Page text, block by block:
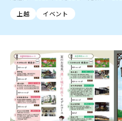
新潟市南区
新潟市江南区
村上・関川
新発田・聖籠
三条・加茂・田上
五泉・阿賀
長岡・見附
小千谷・十日町・
柏崎・刈羽・出雲崎
上越・妙
カフェ
居酒屋・バー 焼肉
パン・ベーカリー
タレカツ・
旨辛・激辛
定食・町定食
日本酒・新潟清酒
ワイン・ク
ケーキ・パフェ
ビアガーデン
住宅展示場
完成見学会
観光スポット
温泉・入浴
ビルボードプレイスBP
新潟伊
リバーサイド千秋
パティオ
ラーメンまとめ
インテリア・雑貨
新車・中古車・カー用品
旅行
冠婚葬祭
習い事・塾 通販
官公庁・自治体
新潟市 チラシ
上越・妙高・糸魚川 チラシ
火曜セール
オープン・リニュ
周年祭・感謝祭セール
年末・
上越
イベント